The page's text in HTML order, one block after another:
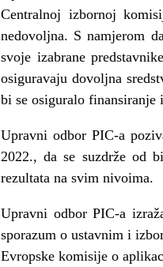
Centralnoj izbornoj
nedovoljna. S namjerom
svoje izabrane
osiguravaju dovoljna
bi se osiguralo
Upravni odbor PIC-a
2022., da se suzdrže od
rezultata na svim nivoima.
Upravni odbor PIC-a
sporazum o ustavnim i
Evropske komisije o